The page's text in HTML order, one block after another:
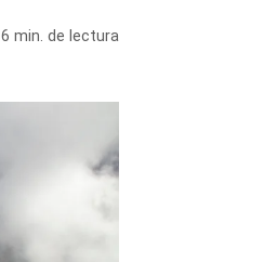
6 min. de lectura